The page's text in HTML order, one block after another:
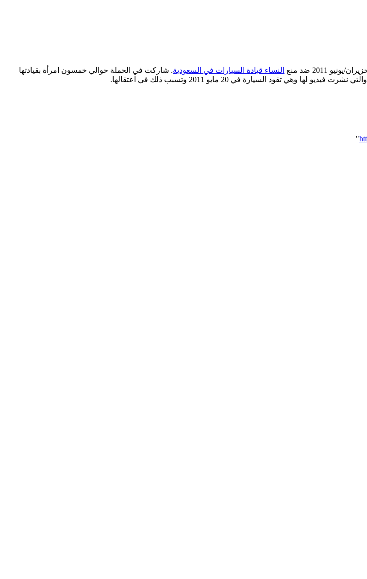
النساء قيادة السيارات في السعودية. شاركت في الحملة حوالي خمسون امرأة بقيادتها
والتي نشرت فيديو لها وهي تقود السيارة في 20 مايو 2011 وتسبب ذلك في اعتقالها.
"